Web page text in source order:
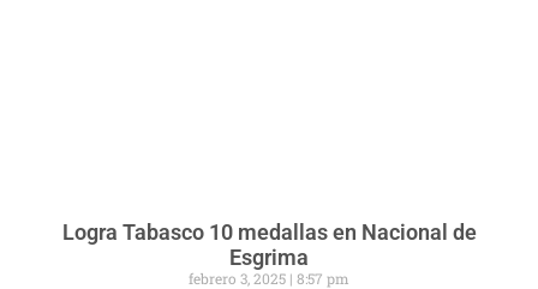
Logra Tabasco 10 medallas en Nacional de
Esgrima
febrero 3, 2025 8:57 pm